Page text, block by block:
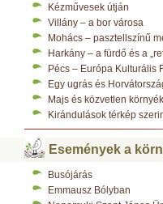
Kézművesek útján
Villány – a bor városa
Mohács – pasztellszínű
Harkány – a fürdő és a
Pécs – Európa Kulturális
Egy ugrás és
Majs és közvetlen
Kirándulások térkép
Események a
Busójárás
Emmausz Bólyban